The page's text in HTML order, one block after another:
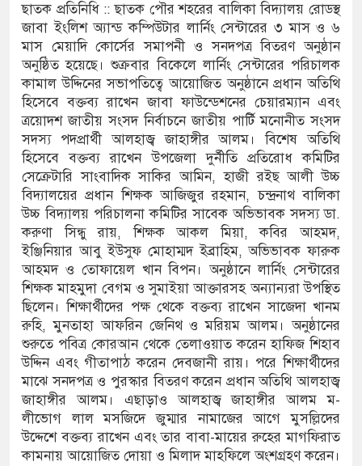
নিয়েছে দালাল চক্র
সম্প্রসারিত প্রশাসনিক ভবনের উদ্বোধন
তৎপরতা চালানোর মুরোদ আওয়ামী লীগের নেই :
আইনে মামলা: নাদের, পলিন, রিপন-
আসামি
ইলেক্ট্রনিক বুথ ও সেল্ফ সার্ভিস সেন্টারের উদ্বোধন
জেলা প্রশাসন
রেকর্ড সংশোধন ও স্বত্ব ফেরতের দাবি
জীবনের ঝুঁকি, নিরাপদ নৌযান এখনো অধরা
পদ শূন্য, ৪৫১টি প্রাথমিক বিদ্যালয়ে নেই প্রধান
নৌকাডুবিতে নিহত ২, নিখোঁজ ২, ভবানীপুরে শোকের
ছাতক প্রতিনিধি :: ছাতক পৌর শহরের বালিকা বিদ্যালয় রোডস্থ
জাবা ইংলিশ অ্যান্ড কম্পিউটার লার্নিং সেন্টারের ৩ মাস ও ৬
মাস মেয়াদি কোর্সের সমাপনী ও সনদপত্র বিতরণ অনুষ্ঠান
অনুষ্ঠিত হয়েছে। শুক্রবার বিকেলে লার্নিং সেন্টারের পরিচালক
কামাল উদ্দিনের সভাপতিত্বে আয়োজিত অনুষ্ঠানে প্রধান অতিথি
হিসেবে বক্তব্য রাখেন জাবা ফাউন্ডেশনের চেয়ারম্যান এবং
ত্রয়োদশ জাতীয় সংসদ নির্বাচনে জাতীয় পার্টি মনোনীত সংসদ
সদস্য পদপ্রার্থী আলহাজ্ব জাহাঙ্গীর আলম। বিশেষ অতিথি
হিসেবে বক্তব্য রাখেন উপজেলা দুর্নীতি প্রতিরোধ কমিটির
সেক্রেটারি সাংবাদিক সাকির আমিন, হাজী রইছ আলী উচ্চ
বিদ্যালয়ের প্রধান শিক্ষক আজিজুর রহমান, চন্দ্রনাথ বালিকা
উচ্চ বিদ্যালয় পরিচালনা কমিটির সাবেক অভিভাবক সদস্য ডা.
করুণা সিন্ধু রায়, শিক্ষক আকল মিয়া, কবির আহমদ,
ইঞ্জিনিয়ার আবু ইউসুফ মোহাম্মদ ইব্রাহিম, অভিভাবক ফারুক
আহমদ ও তোফায়েল খান বিপন। অনুষ্ঠানে লার্নিং সেন্টারের
শিক্ষক মাহমুদা বেগম ও সুমাইয়া আক্তারসহ অন্যান্যরা উপস্থিত
ছিলেন। শিক্ষার্থীদের পক্ষ থেকে বক্তব্য রাখেন সাজেদা খানম
রুহি, মুনতাহা আফরিন জেনিথ ও মরিয়ম আলম। অনুষ্ঠানের
শুরুতে পবিত্র কোরআন থেকে তেলাওয়াত করেন হাফিজ শিহাব
উদ্দিন এবং গীতাপাঠ করেন দেবজানী রায়। পরে শিক্ষার্থীদের
মাঝে সনদপত্র ও পুরস্কার বিতরণ করেন প্রধান অতিথি আলহাজ্ব
জাহাঙ্গীর আলম। এছাড়াও আলহাজ্ব জাহাঙ্গীর আলম ম-
লীভোগ লাল মসজিদে জুম্মার নামাজের আগে মুসল্লিদের
উদ্দেশে বক্তব্য রাখেন এবং তার বাবা-মায়ের রুহের মাগফিরাত
কামনায় আয়োজিত দোয়া ও মিলাদ মাহফিলে অংশগ্রহণ করেন।